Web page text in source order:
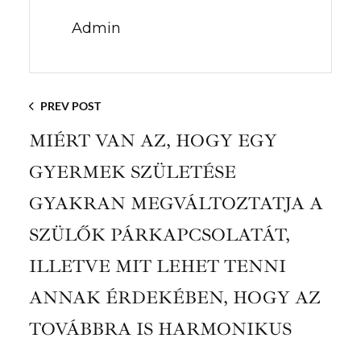
Admin
PREV POST
MIÉRT VAN AZ, HOGY EGY
GYERMEK SZÜLETÉSE
GYAKRAN MEGVÁLTOZTATJA A
SZÜLŐK PÁRKAPCSOLATÁT,
ILLETVE MIT LEHET TENNI
ANNAK ÉRDEKÉBEN, HOGY AZ
TOVÁBBRA IS HARMONIKUS